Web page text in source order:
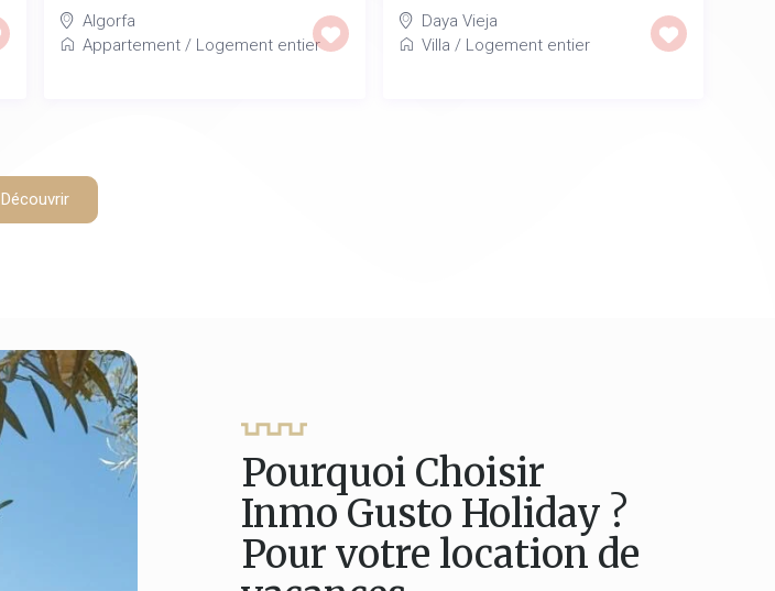
Algorfa
Appartement / Logement entier
Daya Vieja
Villa / Logement entier
Découvrir
Pourquoi Choisir
Inmo Gusto Holiday ?
Pour votre location de